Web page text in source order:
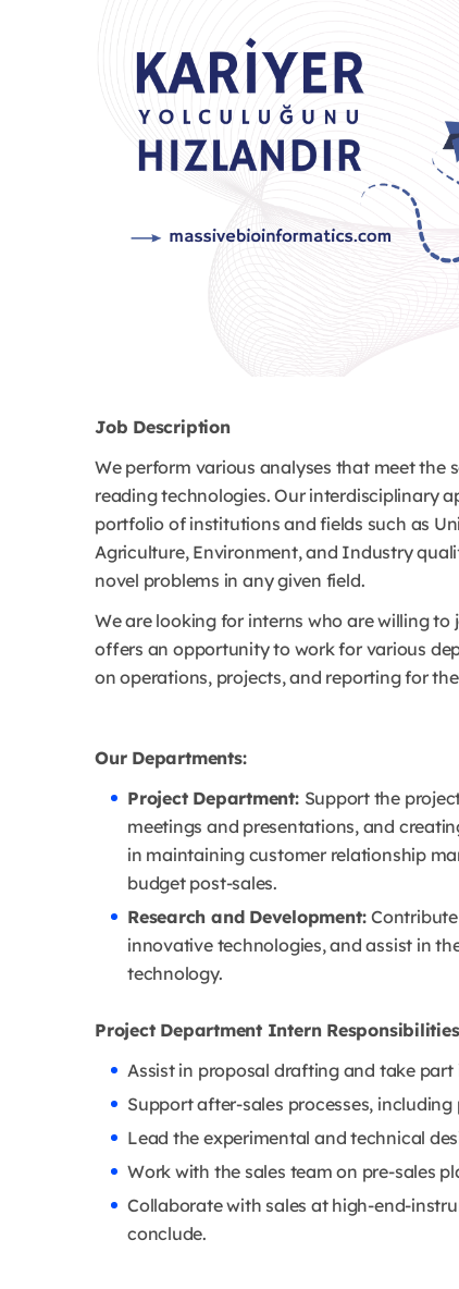
Job Description
We perform various analyses that meet the
reading technologies. Our interdisciplinary
portfolio of institutions and fields such as
Agriculture, Environment, and Industry
novel problems in any given field.
We are looking for interns who are willing
offers an opportunity to work for various
on operations, projects, and reporting for
Our Departments:
Project Department: Support the
meetings and presentations, and
in maintaining customer relationship
budget post-sales.
Research and Development:
innovative technologies, and assist in
technology.
Project Department Intern
Assist in proposal drafting and take
Support after‑sales processes,
Lead the experimental and technical
Work with the sales team on pre‑sales
Collaborate with sales at
conclude.